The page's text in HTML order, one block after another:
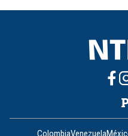
8
ColombiaVenezuela